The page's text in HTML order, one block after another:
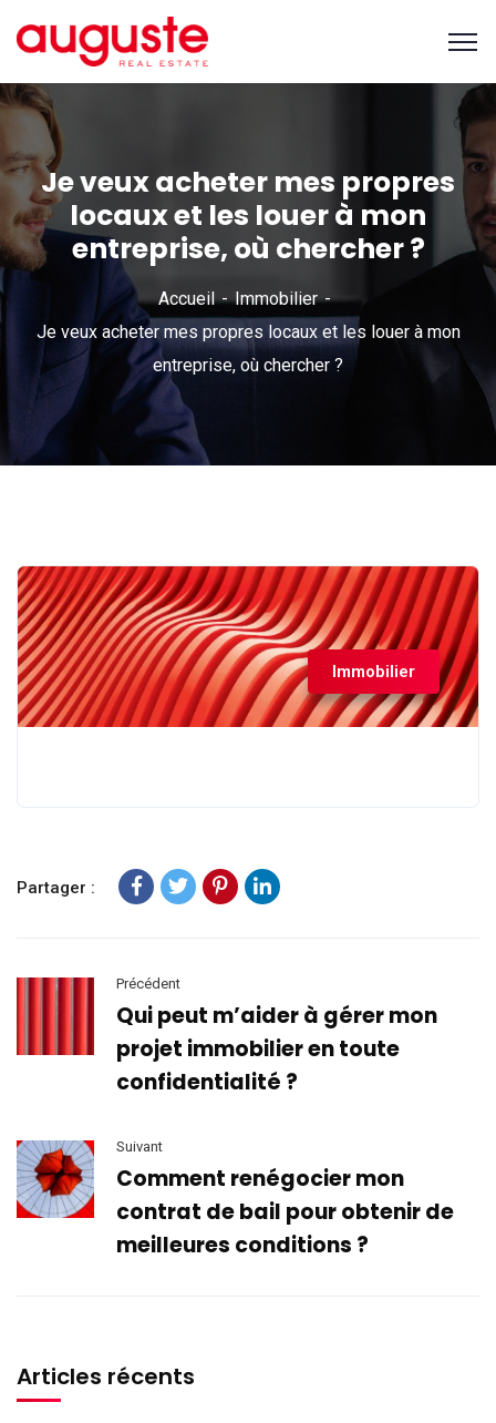
Je veux acheter mes propres
locaux et les louer à mon
entreprise, où chercher ?
Accueil
Immobilier
Je veux acheter mes propres locaux et les louer à mon
entreprise, où chercher ?
Immobilier
Partager :
Précédent
Qui peut m’aider à gérer mon
projet immobilier en toute
confidentialité ?
Suivant
Comment renégocier mon
contrat de bail pour obtenir de
meilleures conditions ?
Articles récents